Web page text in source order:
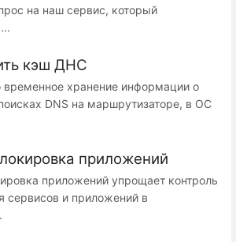
на наш сервис, который
кэш ДНС
временное хранение информации о
DNS на маршрутизаторе, в ОС
приложений
приложений упрощает контроль
сервисов и приложений в